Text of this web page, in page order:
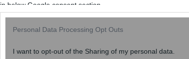
in below Google consent section.
Personal Data Processing Opt Outs
I want to opt-out of the Sharing of my personal data.